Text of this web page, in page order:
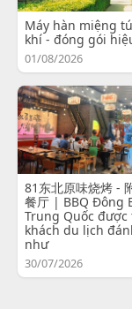
Máy hàn miệng
khí - đóng gói
01/08/2026
81东北原味烧烤 -
餐厅 | BBQ Đông
Trung Quốc được
khách du lịch
như
30/07/2026